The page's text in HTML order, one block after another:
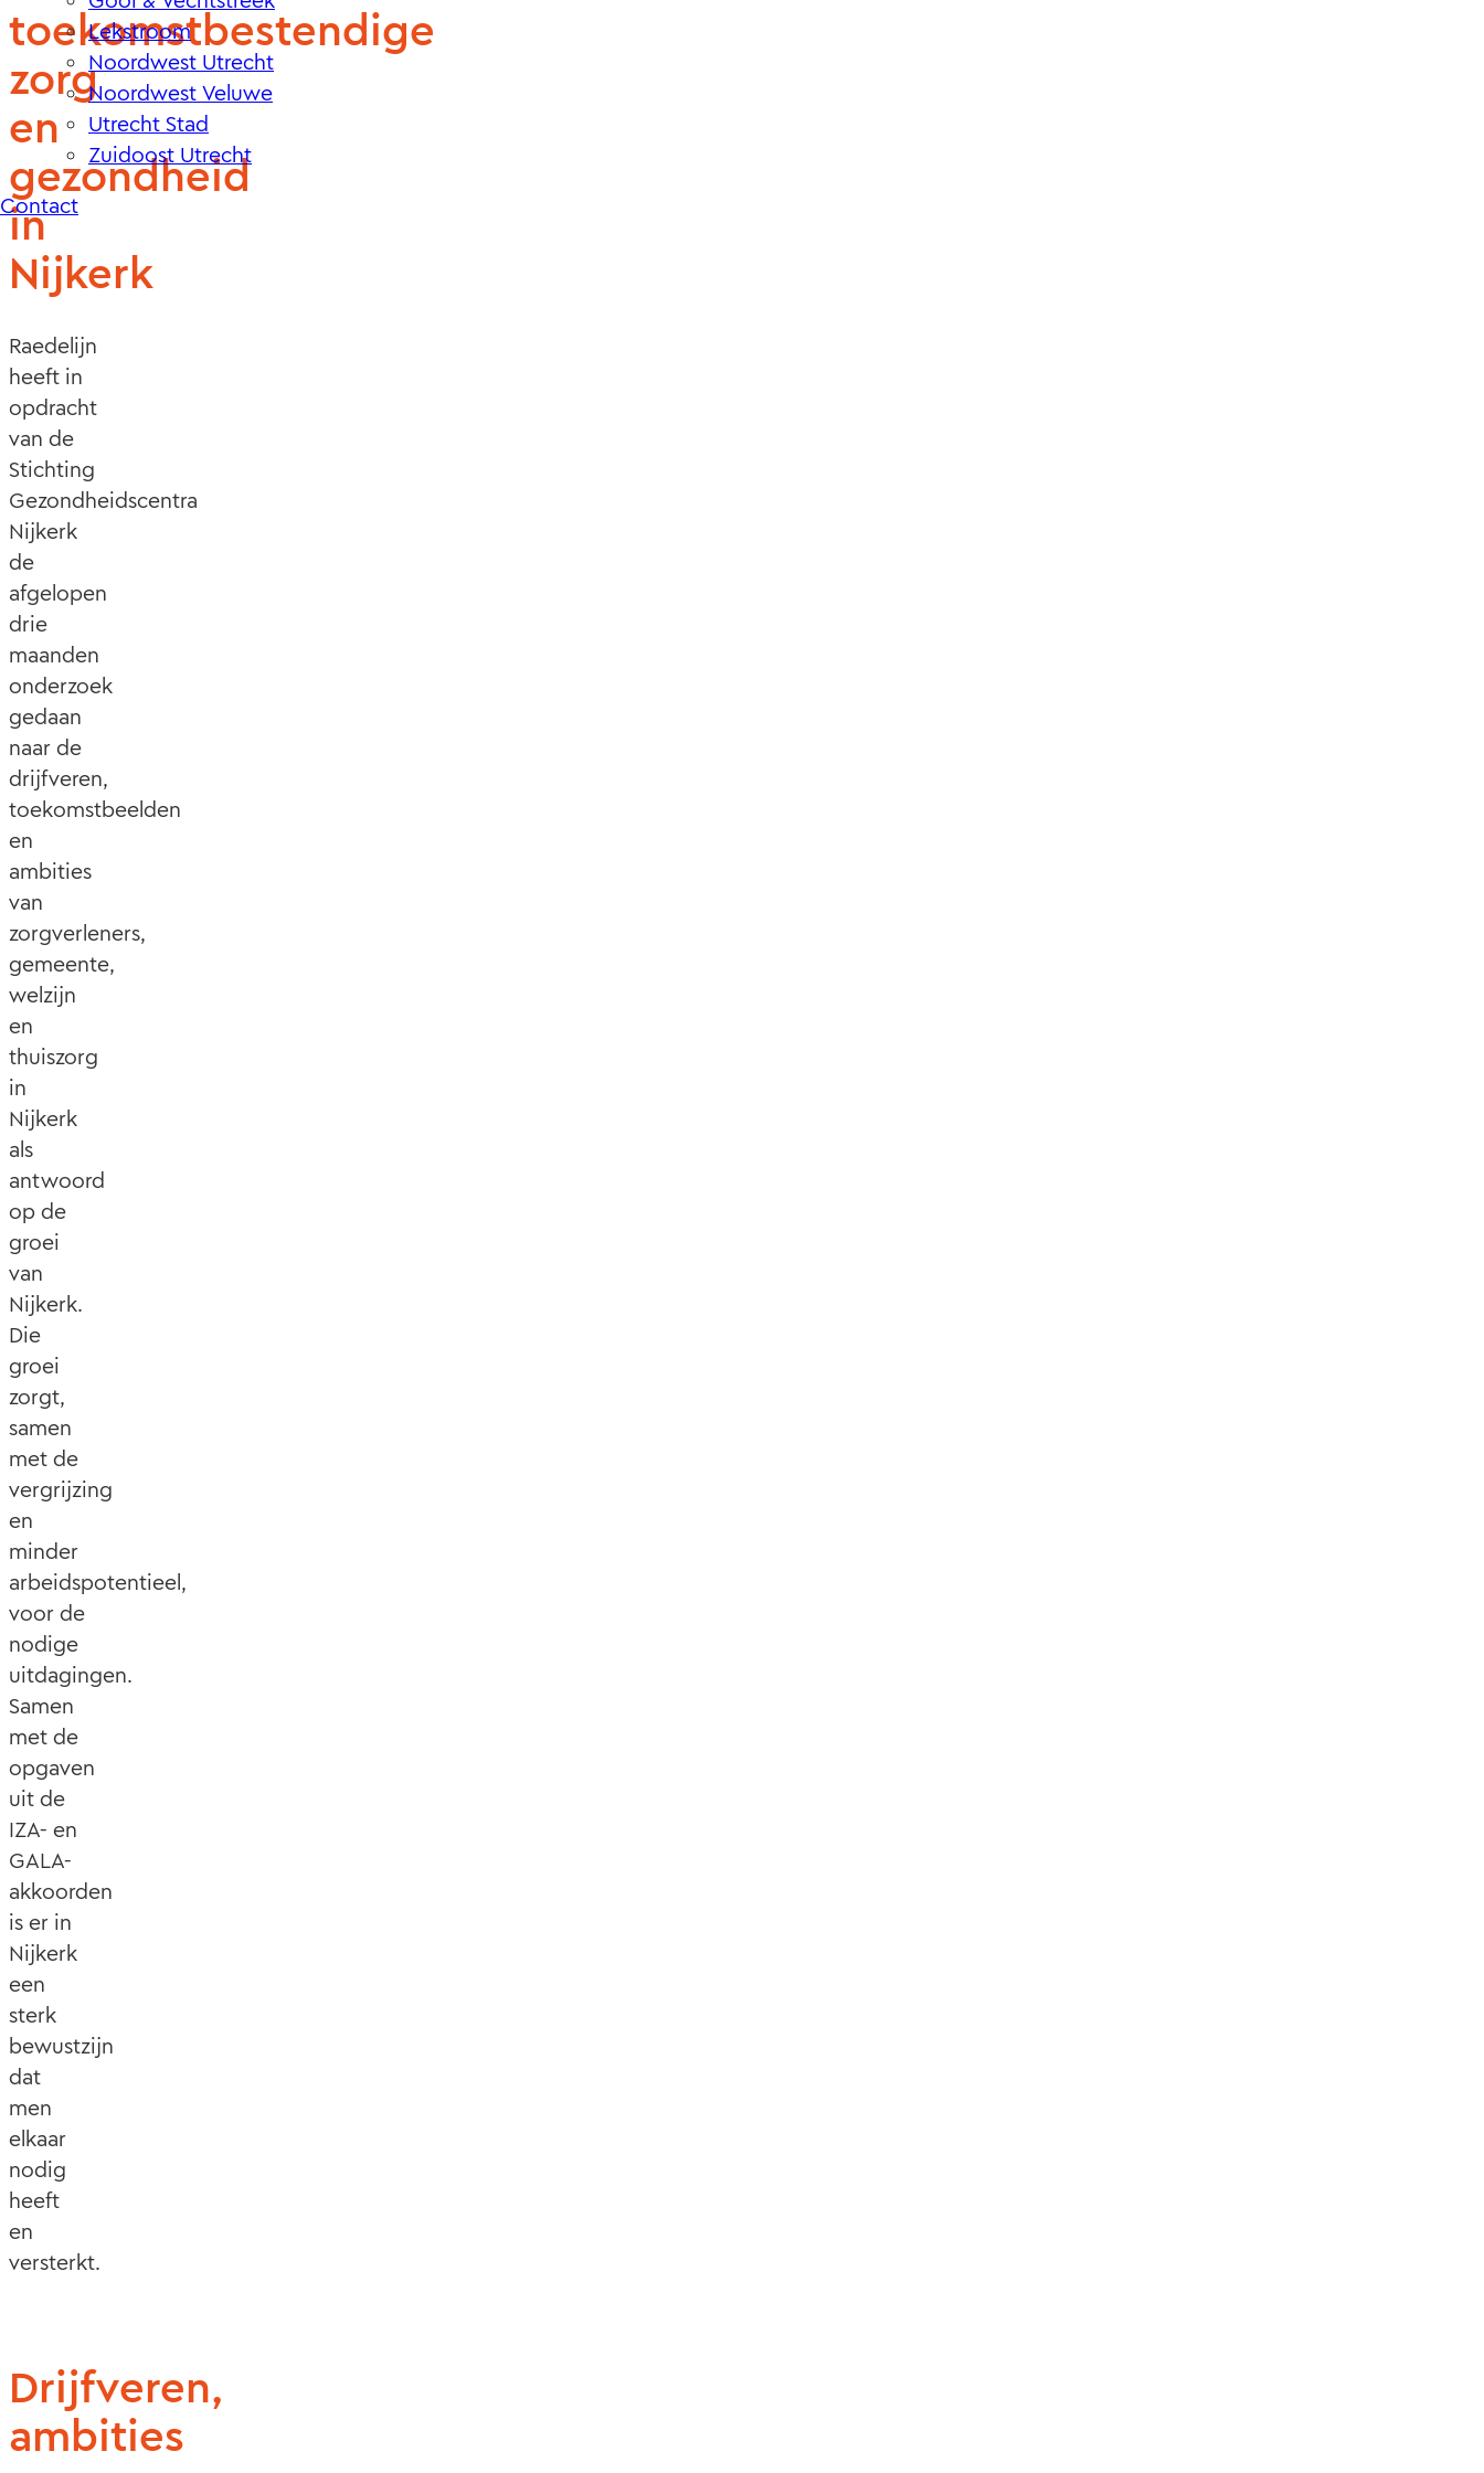
Lekstroom
Noordwest Utrecht
Noordwest Veluwe
Utrecht Stad
Zuidoost Utrecht
Contact
toekomstbestendige
zorg
en
gezondheid
in
Nijkerk
Raedelijn
heeft in
opdracht
van de
Stichting
Gezondheidscentra
Nijkerk
de
afgelopen
drie
maanden
onderzoek
gedaan
naar de
drijfveren,
toekomstbeelden
en
ambities
van
zorgverleners,
gemeente,
welzijn
en
thuiszorg
in
Nijkerk
als
antwoord
op de
groei
van
Nijkerk.
Die
groei
zorgt,
samen
met de
vergrijzing
en
minder
arbeidspotentieel,
voor de
nodige
uitdagingen.
Samen
met de
opgaven
uit de
IZA- en
GALA-
akkoorden
is er in
Nijkerk
een
sterk
bewustzijn
dat
men
elkaar
nodig
heeft
en
versterkt.
Drijfveren,
ambities